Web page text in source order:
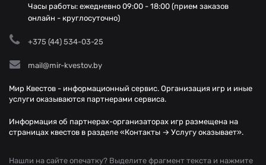
Часы работы: ежедневно 09:00 - 18:00 (прием заказов
онлайн - круглосуточно)
+375 (44) 534-03-25
mail@mir-kvestov.by
Мир Квестов - информационный сервис. Организация игр и иные
услуги оказываются партнерами сервиса.
Информация об партнерах-организаторах игр размещена на
страницах квестов в разделе «Контакты → Услугу оказывает».
Нашли на сайте опечатку? Выделите фрагмент текста и нажмите